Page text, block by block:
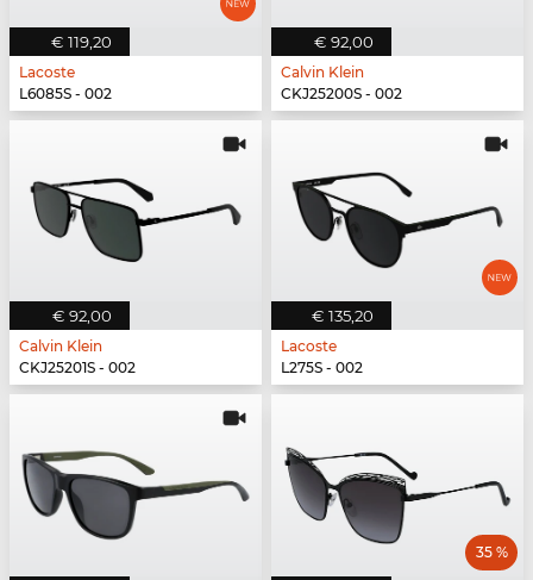
€ 119,20
Lacoste
L6085S - 002
€ 92,00
Calvin Klein
CKJ25200S - 002
€ 92,00
Calvin Klein
CKJ25201S - 002
€ 135,20
Lacoste
L275S - 002
35 %